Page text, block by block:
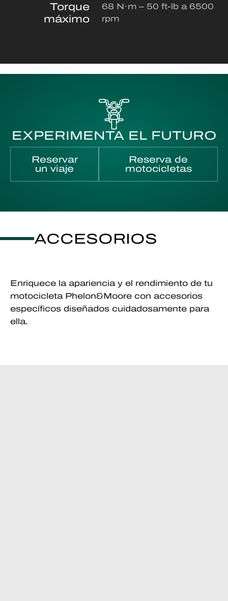
Torque
máximo
68 N·m – 50 ft-lb a 6500
rpm
EXPERIMENTA EL FUTURO
Reservar
un viaje
Reserva de
motocicletas
ACCESORIOS
Enriquece la apariencia y el rendimiento de tu
motocicleta Phelon&Moore con accesorios
específicos diseñados cuidadosamente para
ella.